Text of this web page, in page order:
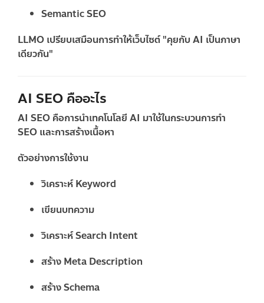
Semantic SEO
LLMO เปรียบเสมือนการทำให้เว็บไซต์ "คุยกับ AI เป็นภาษา
เดียวกัน"
AI SEO คืออะไร
AI SEO คือการนำเทคโนโลยี AI มาใช้ในกระบวนการทำ
SEO และการสร้างเนื้อหา
ตัวอย่างการใช้งาน
วิเคราะห์ Keyword
เขียนบทความ
วิเคราะห์ Search Intent
สร้าง Meta Description
สร้าง Schema